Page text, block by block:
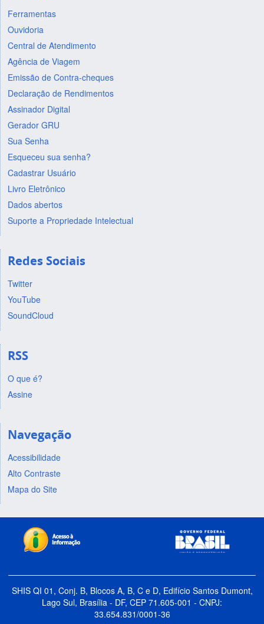
Ferramentas
Ouvidoria
Central de Atendimento
Agência de Viagem
Emissão de Contra-cheques
Declaração de Rendimentos
Assinador Digital
Gerador GRU
Sua Senha
Esqueceu sua senha?
Cadastrar Usuário
Livro Eletrônico
Dados abertos
Suporte a Propriedade Intelectual
Redes Sociais
Twitter
YouTube
SoundCloud
RSS
O que é?
Assine
Navegação
Acessibilidade
Alto Contraste
Mapa do Site
SHIS QI 01, Conj. B, Blocos A, B, C e D, Edifício Santos Dumont,
Lago Sul, Brasília - DF, CEP 71.605-001 - CNPJ:
33.654.831/0001-36